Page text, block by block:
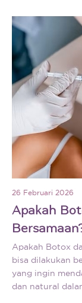
26 Februari 2026
Apakah
Apakah Botox
bisa dilakukan
yang ingin
dan natural